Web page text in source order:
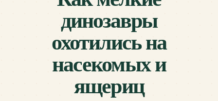
динозавры
охотились на
насекомых и
ящериц